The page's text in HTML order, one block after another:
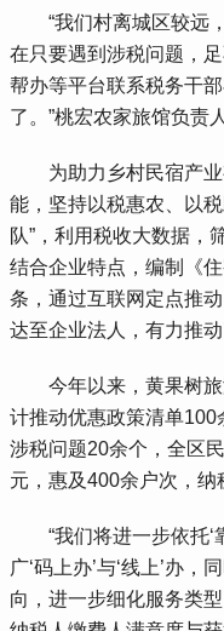
“我们村离城区较远，
在只要遇到涉税问题，
帮办等平台联系税务干
了。”桃宏农家旅馆负责
为助力乡村民宿产业
能，坚持以税惠农、以
队”，利用税收大数据，
结合企业特点，编制《
条，通过互联网定点推
达至企业法人，有力推
今年以来，黄果树旅
计推动优惠政策清单
涉税问题20余个，全区
元，惠及400余户次，纳
“我们将进一步依托‘靠
广‘码上办’与‘线上’办
向，进一步细化服务类